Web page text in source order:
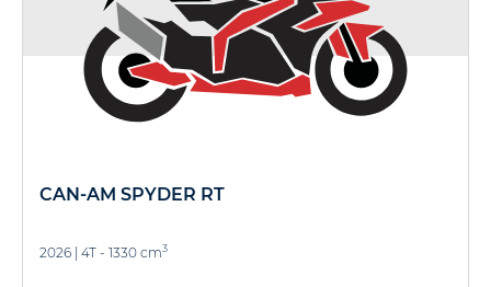
CAN-AM SPYDER RT
2026 4T - 1330 cm3